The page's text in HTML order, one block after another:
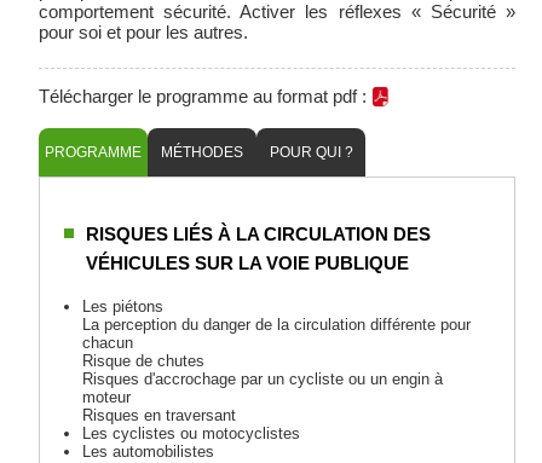
comportement sécurité. Activer les réflexes « Sécurité »
pour soi et pour les autres.
Télécharger le programme au format pdf :
PROGRAMME MÉTHODES POUR QUI ?
RISQUES LIÉS À LA CIRCULATION DES
VÉHICULES SUR LA VOIE PUBLIQUE
Les piétons
La perception du danger de la circulation différente pour
chacun
Risque de chutes
Risques d'accrochage par un cycliste ou un engin à
moteur
Risques en traversant
Les cyclistes ou motocyclistes
Les automobilistes